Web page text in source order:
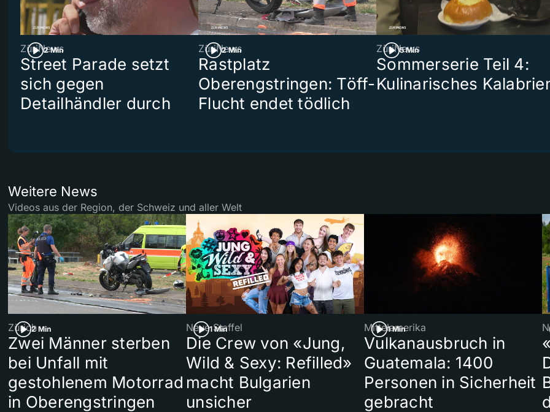
2 Min
ZüriNews
Street Parade setzt
sich gegen
Detailhändler durch
2 Min
ZüriNews
Rastplatz
Oberengstringen: Töff-
Flucht endet tödlich
5 Min
ZüriNews
Sommerserie Teil 4:
Kulinarisches
Weitere News
Videos aus der Region, der Schweiz und aller Welt
2 Min
Zürich
Zwei Männer sterben
bei Unfall mit
gestohlenem Motorrad
in Oberengstringen
1 Min
Neue Staffel
Die Crew von «Jung,
Wild & Sexy: Refilled»
macht Bulgarien
unsicher
1 Min
Mittelamerika
Vulkanausbruch in
Guatemala: 1400
Personen in Sicherheit
gebracht